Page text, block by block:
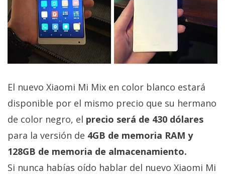
El Grupo
Informático
(CC) 2006-
2026.Algunos
derechos
reservados .
El nuevo Xiaomi Mi Mix en color blanco estará
disponible por el mismo precio que su hermano
de color negro, el precio será de 430 dólares
para la versión de 4GB de memoria RAM y
128GB de memoria de almacenamiento.
Si nunca habías oído hablar del nuevo Xiaomi Mi